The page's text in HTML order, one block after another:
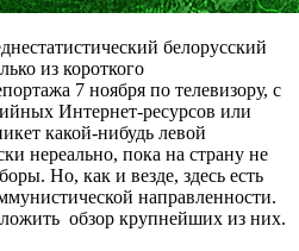
белорусский
из короткого
7 ноября по телевизору, с
Интернет-ресурсов или
какой-нибудь левой
нереально, пока на страну не
Но, как и везде, здесь есть
направленности.
обзор крупнейших из них.